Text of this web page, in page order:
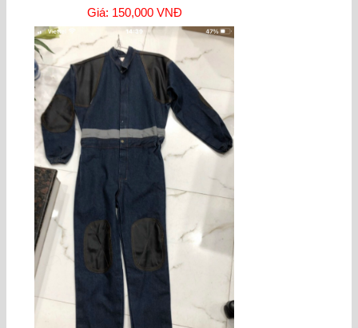
Giá: 150,000 VNĐ